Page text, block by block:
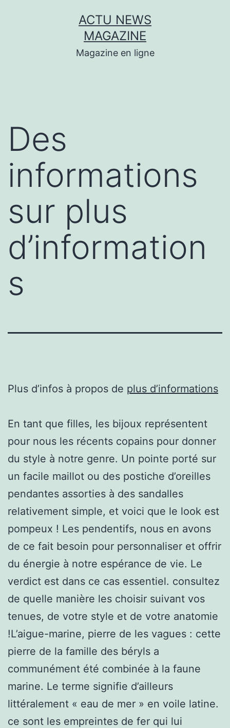
ACTU NEWS
MAGAZINE
Magazine en ligne
Des
informations
sur plus
d’information
s
Plus d’infos à propos de plus d’informations
En tant que filles, les bijoux représentent
pour nous les récents copains pour donner
du style à notre genre. Un pointe porté sur
un facile maillot ou des postiche d’oreilles
pendantes assorties à des sandalles
relativement simple, et voici que le look est
pompeux ! Les pendentifs, nous en avons
de ce fait besoin pour personnaliser et offrir
du énergie à notre espérance de vie. Le
verdict est dans ce cas essentiel. consultez
de quelle manière les choisir suivant vos
tenues, de votre style et de votre anatomie
!L’aigue-marine, pierre de les vagues : cette
pierre de la famille des béryls a
communément été combinée à la faune
marine. Le terme signifie d’ailleurs
littéralement « eau de mer » en voile latine.
ce sont les empreintes de fer qui lui